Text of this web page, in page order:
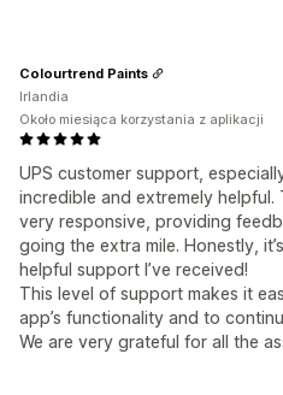
UPS customer support,
incredible and extremely
very responsive, providing
going the extra mile. Honestly,
helpful support I’ve received!
This level of support makes it
app’s functionality and to
We are very grateful for all the
Colourtrend Paints
Irlandia
Około miesiąca korzystania z aplikacji